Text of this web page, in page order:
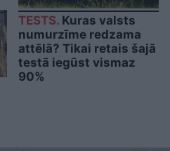
TESTS. Kuras valsts
numurzīme redzama
attēlā? Tikai retais šajā
testā iegūst vismaz
90%